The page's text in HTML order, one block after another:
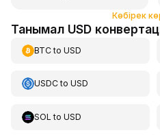
Көбірек
Танымал USD
BTCto USD
USDCto USD
SOL to USD